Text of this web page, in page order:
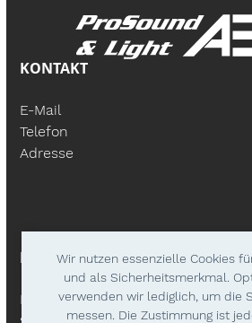
Wir nutzen essenzielle Cookies
und als Sicherheitsmerkmal.
verwenden wir lediglich, um die
messen. Die Zustimmung ist
KONTAKT
E-Mail
Telefon
Adresse
BÜROZEITEN
Mo – Fr: